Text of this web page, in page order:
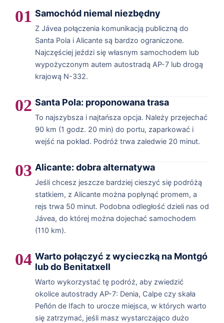
01 Samochód niemal niezbędny
Z Jávea połączenia komunikacją publiczną do
Santa Pola i Alicante są bardzo ograniczone.
Najczęściej jeździ się własnym samochodem lub
wypożyczonym autem autostradą AP-7 lub drogą
krajową N-332.
02 Santa Pola: proponowana trasa
To najszybsza i najtańsza opcja. Należy przejechać
90 km (1 godz. 20 min) do portu, zaparkować i
wejść na pokład. Podróż trwa zaledwie 20 minut.
03 Alicante: dobra alternatywa
Jeśli chcesz jeszcze bardziej cieszyć się podróżą
statkiem, z Alicante można popłynąć promem, a
rejs trwa 50 minut. Podobna odległość dzieli nas od
Jávea, do której można dojechać samochodem
(110 km).
04 Warto połączyć z wycieczką na Montgó
lub do Benitatxell
Warto wykorzystać tę podróż, aby zwiedzić
okolice autostrady AP-7: Denia, Calpe czy skała
Peñón de Ifach to urocze miejsca, w których warto
się zatrzymać, jeśli masz wystarczająco dużo